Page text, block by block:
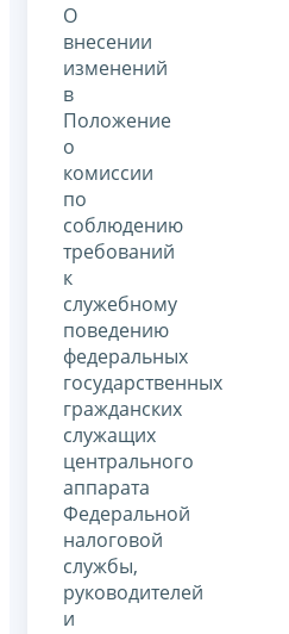
О
внесении
изменений
в
Положение
о
комиссии
по
соблюдению
требований
к
служебному
поведению
федеральных
государственных
гражданских
служащих
центрального
аппарата
Федеральной
налоговой
службы,
руководителей
и